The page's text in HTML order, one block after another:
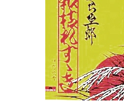
1997年（平成9年）
シングルTOP100
1982年（昭和57年）プレイバック
1981年（昭和56年）プレイバック
1980年（昭和55年）プレイバック
1972年（昭和47年）ヒット曲ランキング
1971年（昭和46年）ヒット曲ランキング
1970年（昭和45年）ヒット曲ランキング